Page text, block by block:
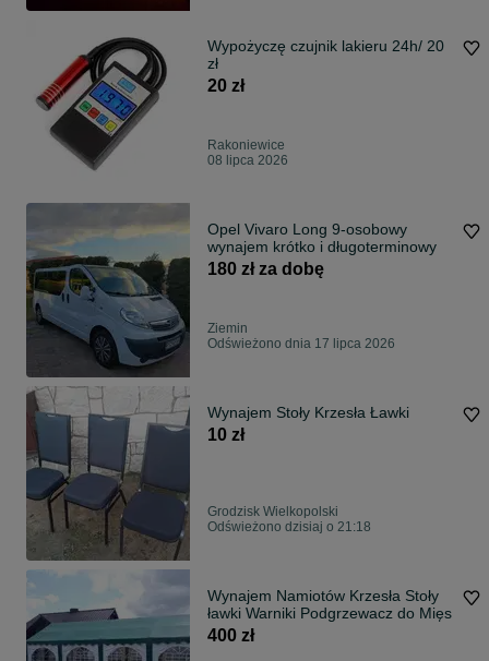
Wypożyczę czujnik lakieru 24h/ 20
zł
20 zł
Rakoniewice
08 lipca 2026
Opel Vivaro Long 9-osobowy
wynajem krótko i długoterminowy
180 zł za dobę
Ziemin
Odświeżono dnia 17 lipca 2026
Wynajem Stoły Krzesła Ławki
10 zł
Grodzisk Wielkopolski
Odświeżono dzisiaj o 21:18
Wynajem Namiotów Krzesła Stoły
ławki Warniki Podgrzewacz do Mięs
400 zł